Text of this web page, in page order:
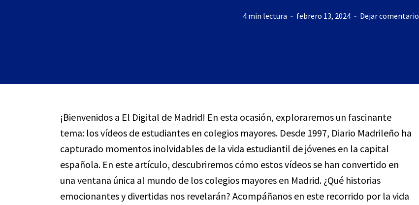
4 min lectura febrero 13, 2024 Dejar comentario
¡Bienvenidos a El Digital de Madrid! En esta ocasión, exploraremos un fascinante
tema: los vídeos de estudiantes en colegios mayores. Desde 1997, Diario Madrileño ha
capturado momentos inolvidables de la vida estudiantil de jóvenes en la capital
española. En este artículo, descubriremos cómo estos vídeos se han convertido en
una ventana única al mundo de los colegios mayores en Madrid. ¿Qué historias
emocionantes y divertidas nos revelarán? Acompáñanos en este recorrido por la vida